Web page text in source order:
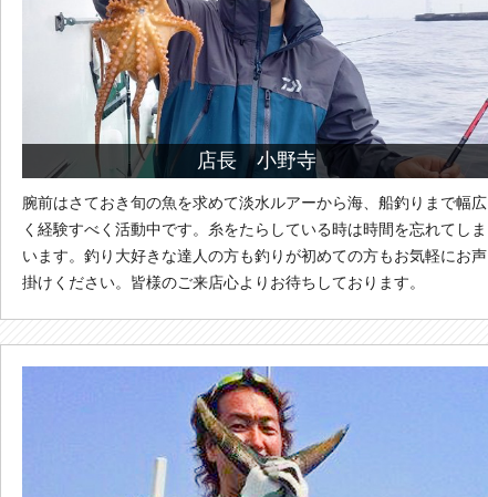
店長 小野寺
腕前はさておき旬の魚を求めて淡水ルアーから海、船釣りまで幅広
く経験すべく活動中です。糸をたらしている時は時間を忘れてしま
います。釣り大好きな達人の方も釣りが初めての方もお気軽にお声
掛けください。皆様のご来店心よりお待ちしております。